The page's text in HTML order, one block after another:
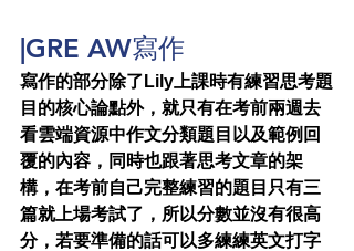
|GRE AW寫作
寫作的部分除了Lily上課時有練習思考題
目的核心論點外，就只有在考前兩週去
看雲端資源中作文分類題目以及範例回
覆的內容，同時也跟著思考文章的架
構，在考前自己完整練習的題目只有三
篇就上場考試了，所以分數並沒有很高
分，若要準備的話可以多練練英文打字